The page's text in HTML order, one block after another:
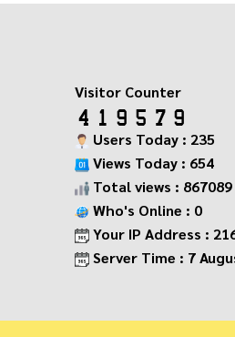
Visitor Counter
Users Today : 235
Views Today : 654
Total views : 867089
Who's Online : 0
Your IP Address :
Server Time : 7